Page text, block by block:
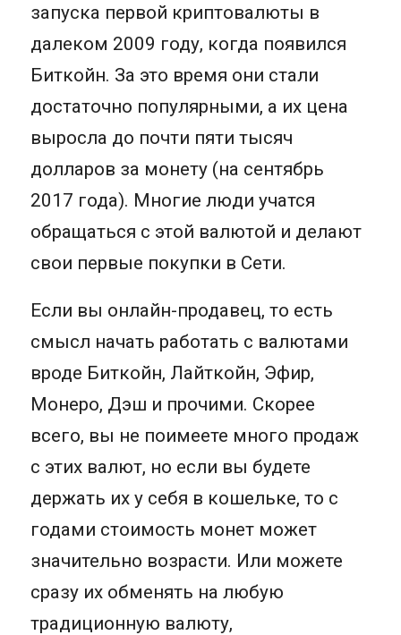
запуска первой криптовалюты в
далеком 2009 году, когда появился
Биткойн. За это время они стали
достаточно популярными, а их цена
выросла до почти пяти тысяч
долларов за монету (на сентябрь
2017 года). Многие люди учатся
обращаться с этой валютой и делают
свои первые покупки в Сети.
Если вы онлайн-продавец, то есть
смысл начать работать с валютами
вроде Биткойн, Лайткойн, Эфир,
Монеро, Дэш и прочими. Скорее
всего, вы не поимеете много продаж
с этих валют, но если вы будете
держать их у себя в кошельке, то с
годами стоимость монет может
значительно возрасти. Или можете
сразу их обменять на любую
традиционную валюту,